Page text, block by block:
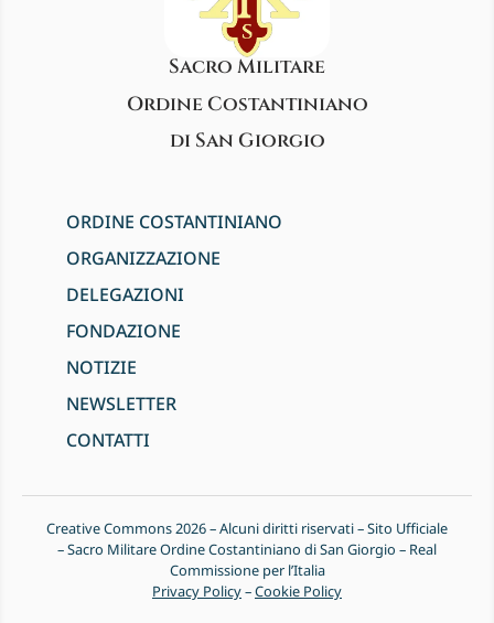
Sacro Militare
Ordine Costantiniano
di San Giorgio
ORDINE COSTANTINIANO
ORGANIZZAZIONE
DELEGAZIONI
FONDAZIONE
NOTIZIE
NEWSLETTER
CONTATTI
Creative Commons 2026 – Alcuni diritti riservati – Sito Ufficiale
– Sacro Militare Ordine Costantiniano di San Giorgio – Real
Commissione per l’Italia
Privacy Policy–Cookie Policy